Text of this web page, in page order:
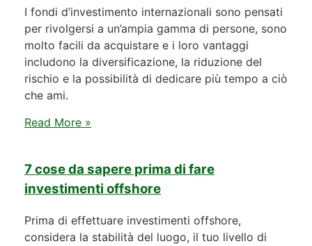
I fondi d’investimento internazionali sono pensati
per rivolgersi a un’ampia gamma di persone, sono
molto facili da acquistare e i loro vantaggi
includono la diversificazione, la riduzione del
rischio e la possibilità di dedicare più tempo a ciò
che ami.
Read More »
7 cose da sapere prima di fare
investimenti offshore
Prima di effettuare investimenti offshore,
considera la stabilità del luogo, il tuo livello di